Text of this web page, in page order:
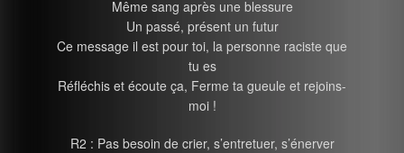
Même sang après une blessure
Un passé, présent un futur
Ce message il est pour toi, la personne raciste que
tu es
Réfléchis et écoute ça, Ferme ta gueule et rejoins-
moi !
R2 : Pas besoin de crier, s’entretuer, s’énerver